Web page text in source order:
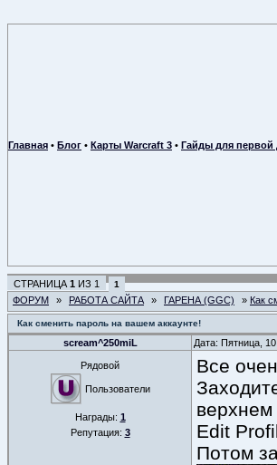
Главная • Блог • Карты Warcraft 3 • Гайды для первой
СТРАНИЦА 1 ИЗ 1 1
ФОРУМ » РАБОТА САЙТА » ГАРЕНА (GGC) » Как
Как сменить пароль на вашем аккаунте!
scream^250miL Дата: Пятница,
Рядовой
Пользователи
Награды: 1
Репутация: 3
Все
верхнем
Edit
Потом